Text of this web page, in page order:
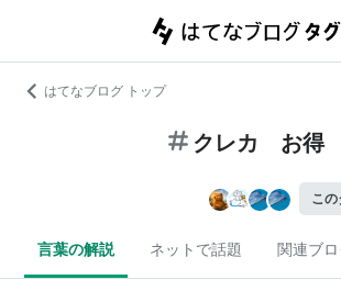
はてなブログ トップ
クレカ お得
この
言葉の解説 ネットで話題 関連ブ